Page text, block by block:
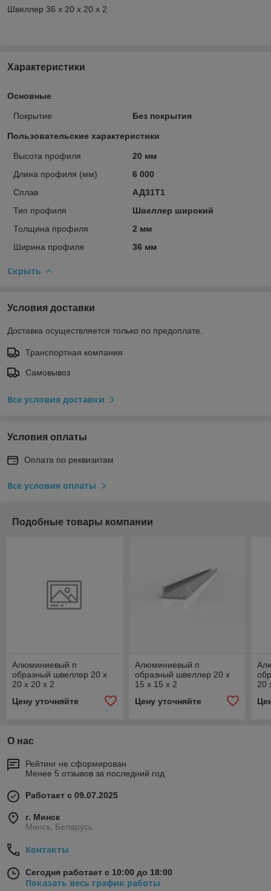
Швеллер 36 x 20 x 20 x 2
Характеристики
Основные
Покрытие Без покрытия
Пользовательские характеристики
Высота профиля
20 мм
Длина профиля (мм)
6 000
Сплав
АД31Т1
Тип профиля
Швеллер широкий
Толщина профиля
2 мм
Ширина профиля
36 мм
Скрыть
Условия доставки
Доставка осуществляется только по предоплате.
Транспортная компания
Самовывоз
Все условия доставки
Условия оплаты
Оплата по реквизитам
Все условия оплаты
Подобные товары компании
Алюминиевый п
образный швеллер 20 x
20 x 20 x 2
Цену уточняйте
Алюминиевый п
образный швеллер 20 x
15 x 15 x 2
Цену уточняйте
20
О нас
Рейтинг не сформирован
Менее 5 отзывов за последний год
Работает с 09.07.2025
г. Минск
Минск, Беларусь
Контакты
Сегодня работает с 10:00 до 18:00
Показать весь график работы